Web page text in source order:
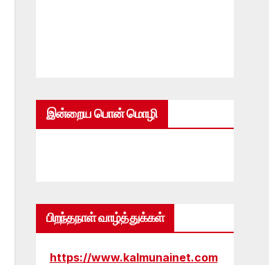
இன்றைய பொன் மொழி
பிறந்தநாள் வாழ்த்துக்கள்
https://www.kalmunainet.com